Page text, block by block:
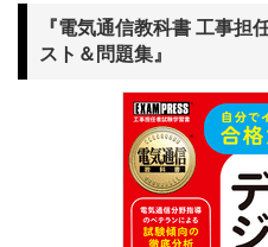
『電気通信教科書 工事担
スト＆問題集』